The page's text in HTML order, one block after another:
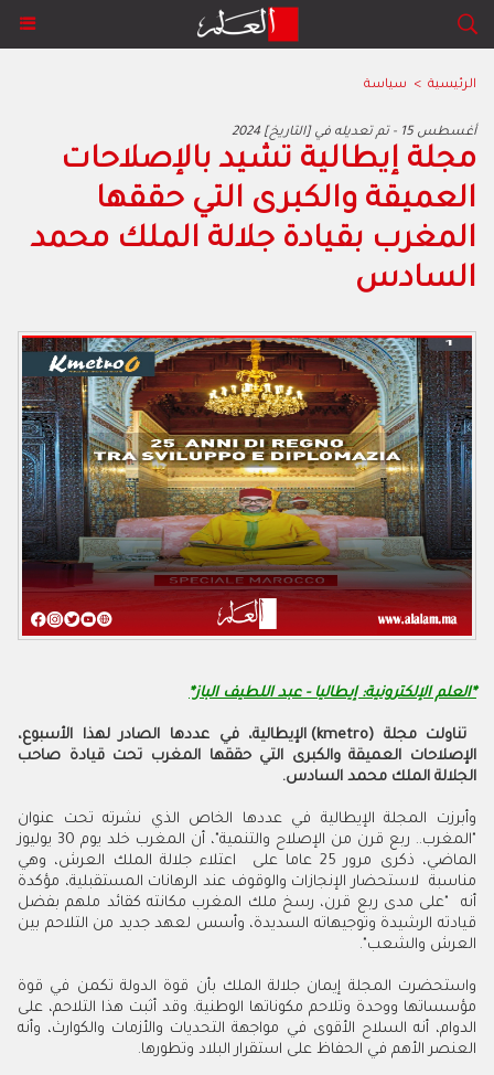
الرئيسية > سياسة
2024 أغسطس 15 - تم تعديله في [التاريخ]
مجلة إيطالية تشيد بالإصلاحات
العميقة والكبرى التي حققها
المغرب بقيادة جلالة الملك محمد
السادس
*العلم الإلكترونية: إيطاليا - عبد اللطيف الباز*
تناولت مجلة (kmetro) الإيطالية، في عددها الصادر لهذا الأسبوع،
الإصلاحات العميقة والكبرى التي حققها المغرب تحت قيادة صاحب
الجلالة الملك محمد السادس.
وأبرزت المجلة الإيطالية في عددها الخاص الذي نشرته تحت عنوان
"المغرب.. ربع قرن من الإصلاح والتنمية"، أن المغرب خلد يوم 30 يوليوز
الماضي، ذكرى مرور 25 عاما على اعتلاء جلالة الملك العرش، وهي
مناسبة لاستحضار الإنجازات والوقوف عند الرهانات المستقبلية، مؤكدة
أنه "على مدى ربع قرن، رسخ ملك المغرب مكانته كقائد ملهم بفضل
قيادته الرشيدة وتوجيهاته السديدة، وأسس لعهد جديد من التلاحم بين
العرش والشعب".
واستحضرت المجلة إيمان جلالة الملك بأن قوة الدولة تكمن في قوة
مؤسساتها ووحدة وتلاحم مكوناتها الوطنية. وقد أثبت هذا التلاحم، على
الدوام، أنه السلاح الأقوى في مواجهة التحديات والأزمات والكوارث، وأنه
العنصر الأهم في الحفاظ على استقرار البلاد وتطورها.